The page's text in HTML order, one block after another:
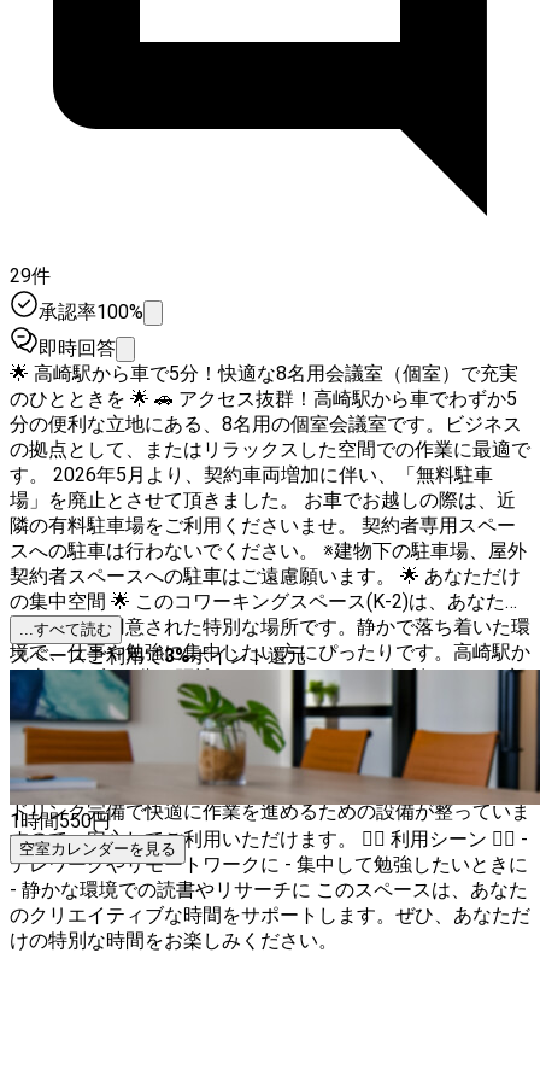
29件
承認率100%
即時回答
🌟 高崎駅から車で5分！快適な8名用会議室（個室）で充実
のひとときを 🌟 🚗 アクセス抜群！高崎駅から車でわずか5
分の便利な立地にある、8名用の個室会議室です。ビジネス
の拠点として、またはリラックスした空間での作業に最適で
す。 2026年5月より、契約車両増加に伴い、「無料駐車
場」を廃止とさせて頂きました。 お車でお越しの際は、近
隣の有料駐車場をご利用くださいませ。 契約者専用スペー
スへの駐車は行わないでください。 ※建物下の駐車場、屋外
契約者スペースへの駐車はご遠慮願います。 🌟 あなただけ
の集中空間 🌟 このコワーキングスペース(K-2)は、あなたの
ためだけに用意された特別な場所です。静かで落ち着いた環
境で、仕事や勉強に集中したい方にぴったりです。高崎駅か
ら車でわずか5分の距離にあり、アクセスも便利です。 お部
屋は扉付き「半個室」です。完全個室ではありませんので上
部欄間が空いています。 🛠 設備のご紹介 🛠 このスペース
は、シンプルでありながら必要なものが揃っています。1名
個室にはPCモニターも完備。フォンブース、空調、フリー
ドリンク完備で快適に作業を進めるための設備が整っていま
すので、安心してご利用いただけます。 🚶‍♂️ 利用シーン 🚶‍♀️ -
テレワークやリモートワークに - 集中して勉強したいときに
- 静かな環境での読書やリサーチに このスペースは、あなた
のクリエイティブな時間をサポートします。ぜひ、あなただ
けの特別な時間をお楽しみください。
...すべて読む
スペースご利用で3%ポイント還元
1時間550円
空室カレンダーを見る